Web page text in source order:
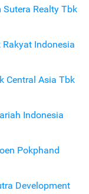
Sutera Realty Tbk
Rakyat Indonesia
Central Asia Tbk
Indonesia
Pokphand
Development